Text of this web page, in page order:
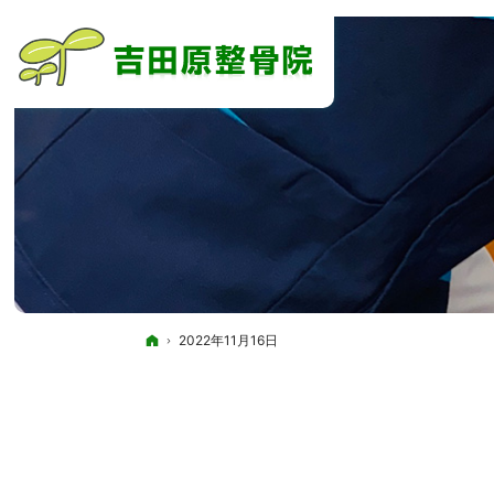
ホーム
2022年11月16日